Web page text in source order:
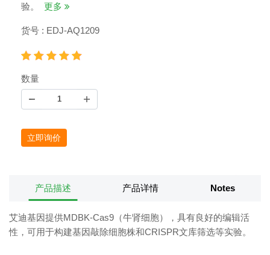
验。
更多
货号 : EDJ-AQ1209
数量
立即询价
产品描述 产品详情 Notes
艾迪基因提供MDBK-Cas9（牛肾细胞），具有良好的编辑活
性，可用于构建基因敲除细胞株和CRISPR文库筛选等实验。